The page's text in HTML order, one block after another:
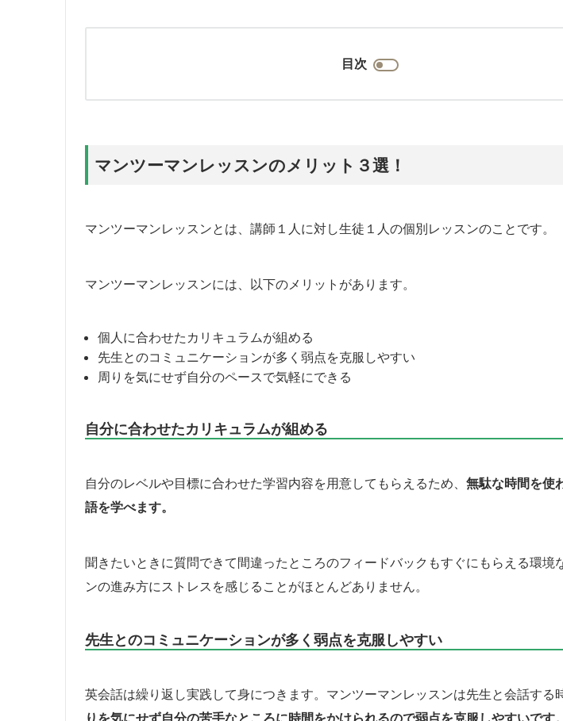
目次
マンツーマンレッスンのメリット３選！
マンツーマンレッスンとは、講師１人に対し生徒１人の個別レッスンのことです。
マンツーマンレッスンには、以下のメリットがあります。
個人に合わせたカリキュラムが組める
先生とのコミュニケーションが多く弱点を克服しやすい
周りを気にせず自分のペースで気軽にできる
自分に合わせたカリキュラムが組める
自分のレベルや目標に合わせた学習内容を用意してもらえるため、 無駄な時間を使
語を学べます。
聞きたいときに質問できて間違ったところのフィードバックもすぐにもらえる環境
ンの進み方にストレスを感じることがほとんどありません。
先生とのコミュニケーションが多く弱点を克服しやすい
英会話は繰り返し実践して身につきます。マンツーマンレッスンは先生と会話する
りを気にせず自分の苦手なところに時間をかけられるので弱点を克服しやすいです。